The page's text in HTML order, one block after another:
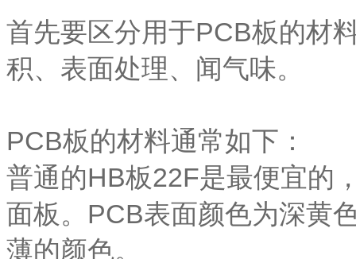
首先要区分用于PCB板的材
积、表面处理、闻气味。
PCB板的材料通常如下：
普通的HB板22F是最便宜的
面板。PCB表面颜色为深黄
薄的颜色。